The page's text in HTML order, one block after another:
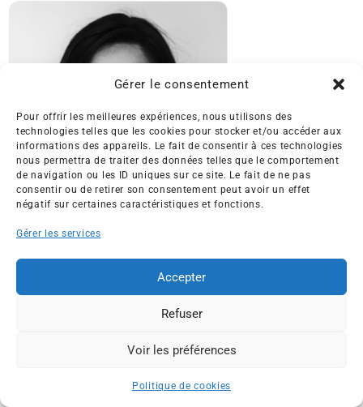
Gérer le consentement
Pour offrir les meilleures expériences, nous utilisons des
technologies telles que les cookies pour stocker et/ou accéder aux
informations des appareils. Le fait de consentir à ces technologies
nous permettra de traiter des données telles que le comportement
de navigation ou les ID uniques sur ce site. Le fait de ne pas
consentir ou de retirer son consentement peut avoir un effet
négatif sur certaines caractéristiques et fonctions.
Gérer les services
Accepter
Refuser
Voir les préférences
Politique de cookies
Emmanuelle BLUON
Responsable Biodiversité, Finance et Numérique
ESPACE MEMBRES